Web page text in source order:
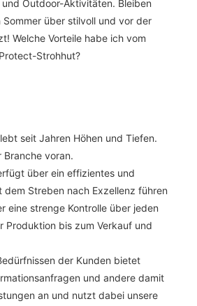
Outdoor-Aktivitäten. Bleiben
Sommer über stilvoll und vor der
Welche Vorteile habe ich vom
Strohhut?
seit Jahren Höhen und Tiefen.
voran.
über ein effizientes und
dem Streben nach Exzellenz führen
eine strenge Kontrolle über jeden
Produktion bis zum Verkauf und
der Kunden bietet
und andere damit
an und nutzt dabei unsere